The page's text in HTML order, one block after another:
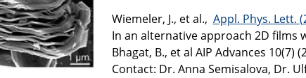
Wiemeler, J., et al., Appl. Phys. Lett.
In an alternative approach 2D films
Bhagat, B., et al AIP Advances 10(7)
Contact: Dr. Anna Semisalova, Dr.